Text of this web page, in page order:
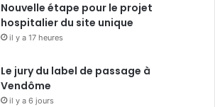
Nouvelle étape pour le projet
hospitalier du site unique
il y a 17 heures
Le jury du label de passage à
Vendôme
il y a 6 jours